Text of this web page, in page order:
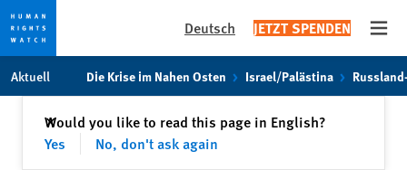
Skip
to
Skip
to
content
Deutsch JETZT SPENDEN
Aktuell Die Krise im Nahen Osten Israel/Palästina
Would you like to read this page in English?
Yes
No, don't ask again
✕Schließen